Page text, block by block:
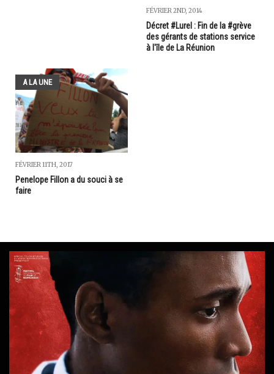
FÉVRIER 2ND, 2014
Décret #Lurel : Fin de la #grève
des gérants de stations service
à l'île de La Réunion
A LA UNE
FÉVRIER 11TH, 2017
Penelope Fillon a du souci à se
faire